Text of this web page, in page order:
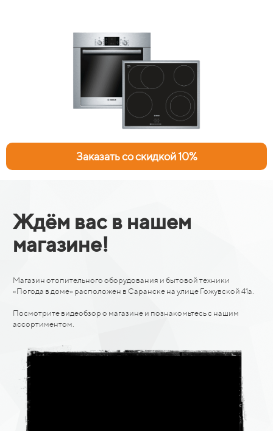
Заказать со скидкой 10%
Ждём вас в нашем
магазине!
Магазин отопительного оборудования и бытовой техники
«Погода в доме» расположен в Саранске на улице Гожувской 41а.
Посмотрите видеобзор о магазине и познакомьтесь с нашим
ассортиментом.